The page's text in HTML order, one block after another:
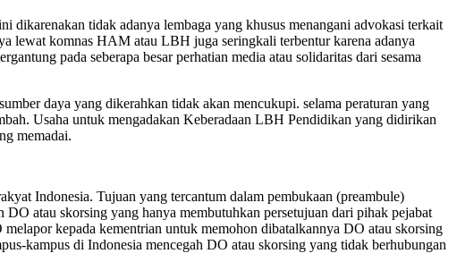
tidak adanya lembaga yang khusus menangani advokasi terkait
lewat komnas HAM atau LBH juga seringkali terbentur karena adanya
pada seberapa besar perhatian media atau solidaritas dari sesama
daya yang dikerahkan tidak akan mencukupi. selama peraturan yang
Usaha untuk mengadakan Keberadaan LBH Pendidikan yang didirikan
memadai.
Indonesia. Tujuan yang tercantum dalam pembukaan (preambule)
atau skorsing yang hanya membutuhkan persetujuan dari pihak pejabat
kepada kementrian untuk memohon dibatalkannya DO atau skorsing
kampus di Indonesia mencegah DO atau skorsing yang tidak berhubungan